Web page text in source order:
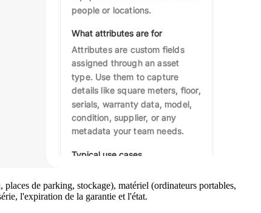
de parking, stockage), matériel (ordinateurs portables,
l'expiration de la garantie et l'état.